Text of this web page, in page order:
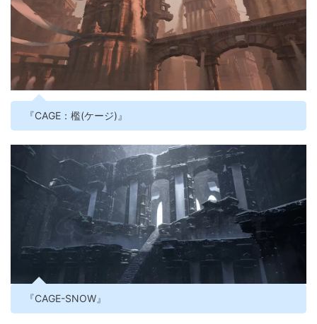
『CAGE：檻(ケージ)』
『CAGE-SNOW』